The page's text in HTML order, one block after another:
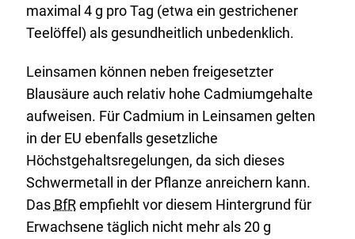
maximal 4 g pro Tag (etwa ein gestrichener
Teelöffel) als gesundheitlich unbedenklich.
Leinsamen können neben freigesetzter
Blausäure auch relativ hohe Cadmiumgehalte
aufweisen. Für Cadmium in Leinsamen gelten
in der EU ebenfalls gesetzliche
Höchstgehaltsregelungen, da sich dieses
Schwermetall in der Pflanze anreichern kann.
Das BfRempfiehlt vor diesem Hintergrund für
Erwachsene täglich nicht mehr als 20 g